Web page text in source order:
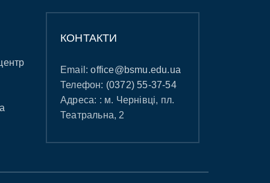
КОНТАКТИ
Email:office@bsmu.edu.ua
Телефон: (0372) 55-37-54
Адреса: : м. Чернівці, пл.
Театральна, 2